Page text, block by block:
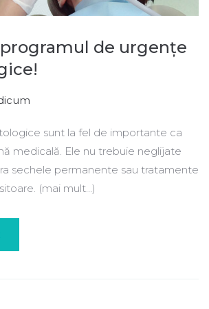
de urgențe
sunt la fel de importante ca
medicală. Ele nu trebuie neglijate
sechele permanente sau tratamente
(mai mult…)